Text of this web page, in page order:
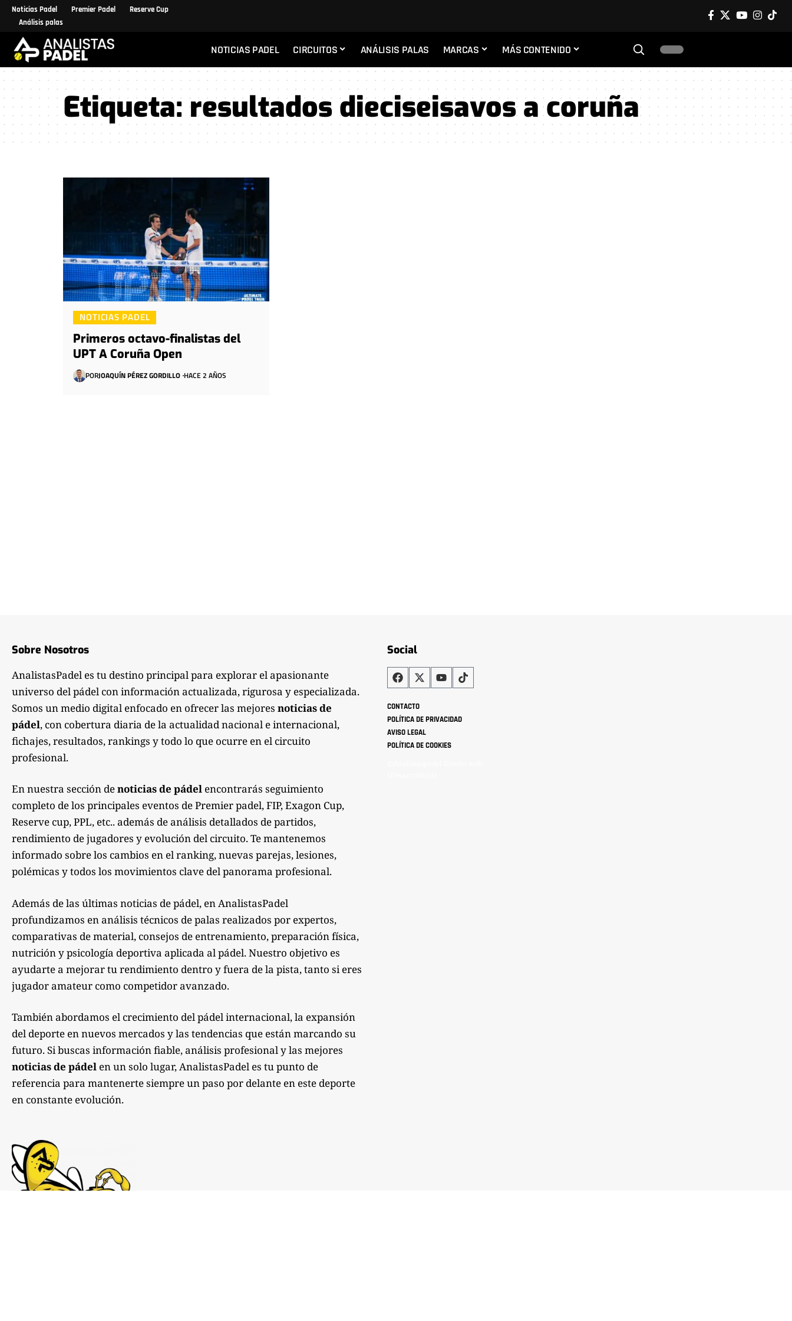
Noticias Padel Premier Padel
Reserve Cup
Análisis palas
NOTICIAS PADEL CIRCUITOS ANÁLISIS PALAS MARCAS MÁS CONTENIDO
Etiqueta:resultados dieciseisavos a coruña
NOTICIAS PADEL
Primeros octavo-finalistas del
UPT A Coruña Open
PORJOAQUÍN PÉREZ GORDILLO HACE 2 AÑOS
Sobre Nosotros
AnalistasPadel es tu destino principal para explorar el apasionante
universo del pádel con información actualizada, rigurosa y especializada.
Somos un medio digital enfocado en ofrecer las mejores noticias de
pádel, con cobertura diaria de la actualidad nacional e internacional,
fichajes, resultados, rankings y todo lo que ocurre en el circuito
profesional.
En nuestra sección denoticias de pádel encontrarás seguimiento
completo de los principales eventos de Premier padel, FIP, Exagon Cup,
Reserve cup, PPL, etc.. además de análisis detallados de partidos,
rendimiento de jugadores y evolución del circuito. Te mantenemos
informado sobre los cambios en el ranking, nuevas parejas, lesiones,
polémicas y todos los movimientos clave del panorama profesional.
Además de las últimas noticias de pádel, en AnalistasPadel
profundizamos en análisis técnicos de palas realizados por expertos,
comparativas de material, consejos de entrenamiento, preparación física,
nutrición y psicología deportiva aplicada al pádel. Nuestro objetivo es
ayudarte a mejorar tu rendimiento dentro y fuera de la pista, tanto si eres
jugador amateur como competidor avanzado.
También abordamos el crecimiento del pádel internacional, la expansión
del deporte en nuevos mercados y las tendencias que están marcando su
futuro. Si buscas información fiable, análisis profesional y las mejores
noticias de pádel en un solo lugar, AnalistasPadel es tu punto de
referencia para mantenerte siempre un paso por delante en este deporte
en constante evolución.
Social
CONTACTO
POLÍTICA DE PRIVACIDAD
AVISO LEGAL
POLÍTICA DE COOKIES